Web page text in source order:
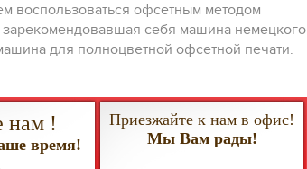
воспользоваться офсетным методом
себя машина немецкого
для полноцветной офсетной печати.
нам !
время!
Приезжайте к нам в офис!
Мы Вам рады!